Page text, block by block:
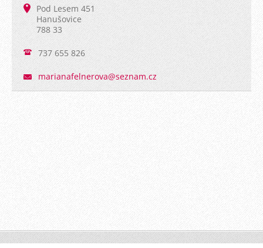
Pod Lesem 451
Hanušovice
788 33
737 655 826
marianafelnerova@seznam.cz